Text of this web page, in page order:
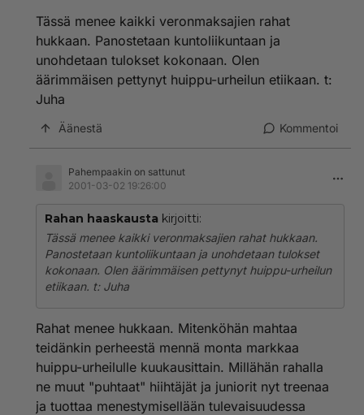
Tässä menee kaikki veronmaksajien rahat
hukkaan. Panostetaan kuntoliikuntaan ja
unohdetaan tulokset kokonaan. Olen
äärimmäisen pettynyt huippu-urheilun etiikaan. t:
Juha
Äänestä Kommentoi
Pahempaakin on sattunut
2001-03-02 19:26:00
Rahan haaskausta kirjoitti:
Tässä menee kaikki veronmaksajien rahat hukkaan.
Panostetaan kuntoliikuntaan ja unohdetaan tulokset
kokonaan. Olen äärimmäisen pettynyt huippu-urheilun
etiikaan. t: Juha
Rahat menee hukkaan. Mitenköhän mahtaa
teidänkin perheestä mennä monta markkaa
huippu-urheilulle kuukausittain. Millähän rahalla
ne muut "puhtaat" hiihtäjät ja juniorit nyt treenaa
ja tuottaa menestymisellään tulevaisuudessa